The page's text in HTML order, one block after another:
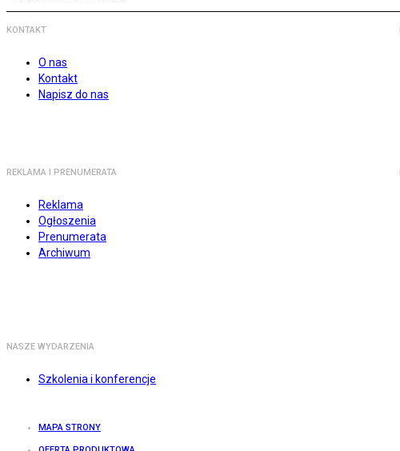
KONTAKT
O nas
Kontakt
Napisz do nas
REKLAMA I PRENUMERATA
Reklama
Ogłoszenia
Prenumerata
Archiwum
NASZE WYDARZENIA
Szkolenia i konferencje
MAPA STRONY